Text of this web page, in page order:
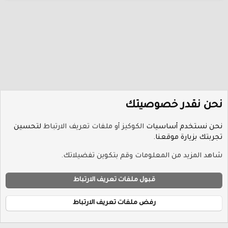
سياسة الخصوصية
الرئيسية
S
®
نحن نقدر خصوصيتك
نحن نستخدم أساسيات الكوكيز أو ملفات تعريف الارتباط لتحسين
تجربتك بزيارة موقعنا.
شاهد المزيد من المعلومات وقم بتكوين تفضيلاتك.
قبول ملفات تعريف الارتباط
رفض ملفات تعريف الارتباط